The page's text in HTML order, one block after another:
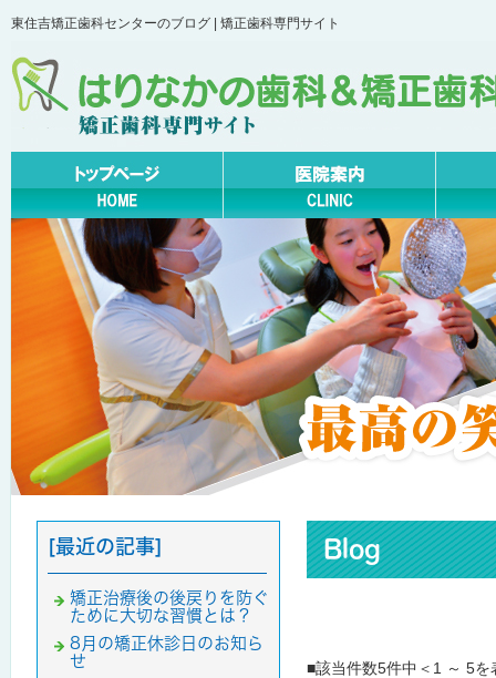
東住吉矯正歯科センターのブログ | 矯正歯科専門サイト
Blog
■該当件数5件中＜1 ～ 5を
[最近の記事]
矯正治療後の後戻りを防ぐ
ために大切な習慣とは？
8月の矯正休診日のお知ら
せ